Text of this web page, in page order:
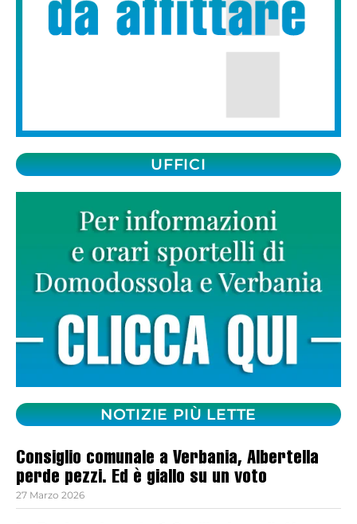
UFFICI
NOTIZIE PIÙ LETTE
Consiglio comunale a Verbania, Albertella
perde pezzi. Ed è giallo su un voto
27 Marzo 2026